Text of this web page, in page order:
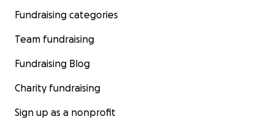
Fundraising categories
Team fundraising
Fundraising Blog
Charity fundraising
Sign up as a nonprofit